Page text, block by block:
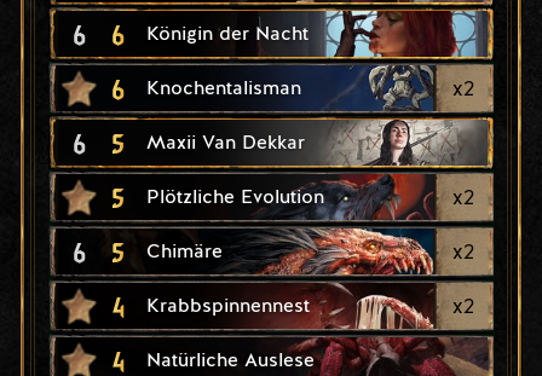
6 6 Königin der Nacht
6 Knochentalisman x2
6 5 Maxii Van Dekkar
5 Plötzliche Evolution x2
6 5 Chimäre x2
4 Krabbspinnennest x2
4 Natürliche Auslese